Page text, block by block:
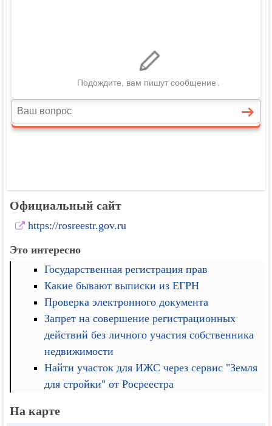
Официальный сайт
https://rosreestr.gov.ru
Это интересно
Государственная регистрация прав
Какие бывают выписки из ЕГРН
Проверка электронного документа
Запрет на совершение регистрационных
действий без личного участия собственника
недвижимости
Найти участок для ИЖС через сервис "Земля
для стройки" от Росреестра
На карте